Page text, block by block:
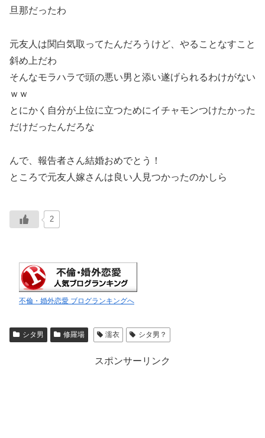
旦那だったわ
元友人は関白気取ってたんだろうけど、やることなすこと
斜め上だわ
そんなモラハラで頭の悪い男と添い遂げられるわけがない
ｗｗ
とにかく自分が上位に立つためにイチャモンつけたかった
だけだったんだろな
んで、報告者さん結婚おめでとう！
ところで元友人嫁さんは良い人見つかったのかしら
2
不倫・婚外恋愛 ブログランキングへ
シタ男 修羅場 濡衣 シタ男？
スポンサーリンク